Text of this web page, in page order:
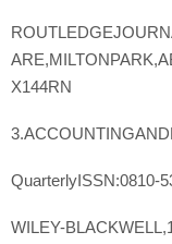
X144RN
QuarterlyISSN:0810-
WILEY-